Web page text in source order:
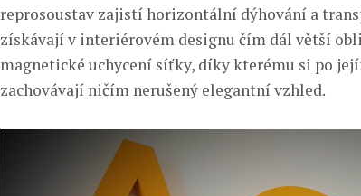
reprosoustav zajistí horizontální dýhování a
získávají v interiérovém designu čím dál větší
magnetické uchycení síťky, díky kterému si po
zachovávají ničím nerušený elegantní vzhled.